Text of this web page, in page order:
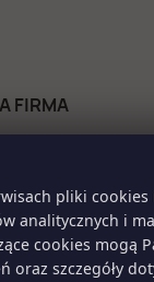
FIRMA
z nami
użytkowika
pliki
analitycznych i
cookies
szczegóły